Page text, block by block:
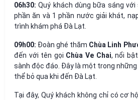
06h30: Quý khách dùng bữa sáng
phần ăn và 1 phần nước giải khát,
trình khám phá Đà Lạt.
09h00: Đoàn ghé thăm Chùa Linh
đến với tên gọi Chùa Ve Chai, nổi
sành độc đáo. Đây là một trong
thể bỏ qua khi đến Đà Lạt.
Tại đây, Quý khách không chỉ có cơ